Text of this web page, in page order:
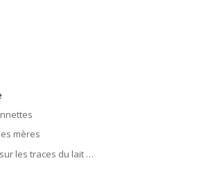
mères
les traces du lait …